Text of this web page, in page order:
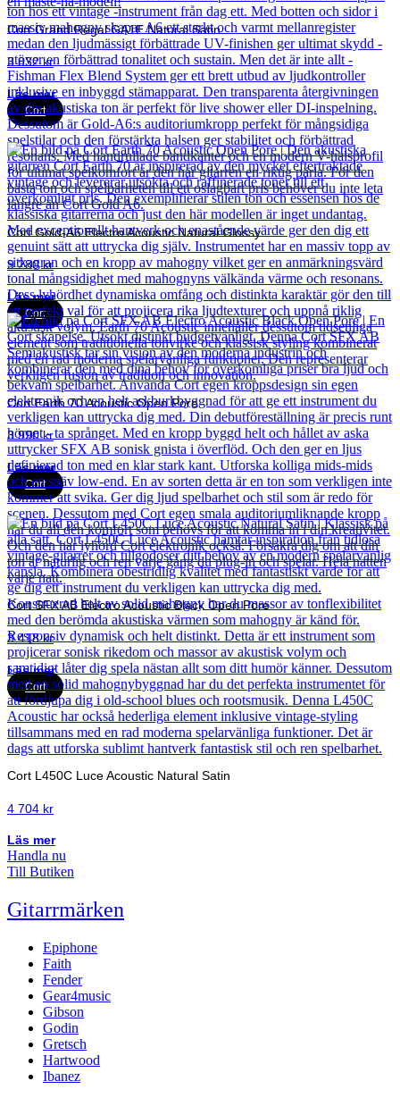
Cort Grand Regal GA1E Natural Satin
3 832kr
Läs mer
Cort
Cort Gold-A6 Electro Acoustic Natural Glossy
9 280kr
Läs mer
Cort
Cort Earth 70 Acoustic Open Pore
3 990kr
Läs mer
Cort
Cort SFX AB Electro Acoustic Black Open Pore
3 418kr
Läs mer
Cort
Cort L450C Luce Acoustic Natural Satin
4 704 kr
Läs mer
Handla nu
Till Butiken
Gitarrmärken
Epiphone
Faith
Fender
Gear4music
Gibson
Godin
Gretsch
Hartwood
Ibanez